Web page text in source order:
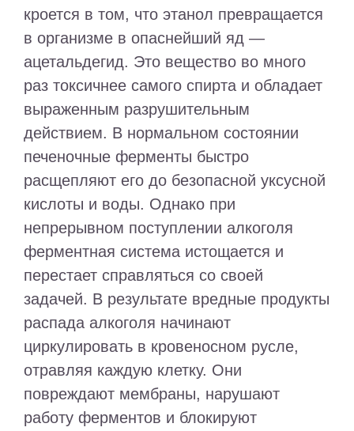
кроется в том, что этанол превращается
в организме в опаснейший яд —
ацетальдегид. Это вещество во много
раз токсичнее самого спирта и обладает
выраженным разрушительным
действием. В нормальном состоянии
печеночные ферменты быстро
расщепляют его до безопасной уксусной
кислоты и воды. Однако при
непрерывном поступлении алкоголя
ферментная система истощается и
перестает справляться со своей
задачей. В результате вредные продукты
распада алкоголя начинают
циркулировать в кровеносном русле,
отравляя каждую клетку. Они
повреждают мембраны, нарушают
работу ферментов и блокируют